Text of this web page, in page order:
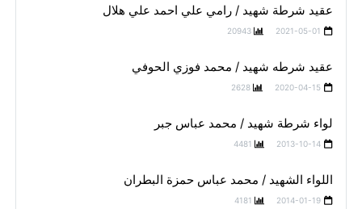
عقيد شرطة شهيد / رامي علي احمد علي هلال
2021-05-01
20943
عقيد شرطه شهيد / محمد فوزي الحوفي
2020-04-15
2628
لواء شرطة شهيد / محمد عباس جبر
2013-10-14
4481
اللواء الشهيد / محمد عباس حمزة البطران
2014-01-19
4181